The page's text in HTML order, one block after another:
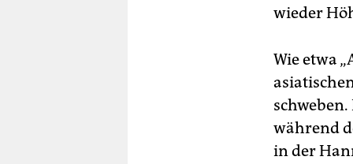
wieder
Wie etwa
während
in der